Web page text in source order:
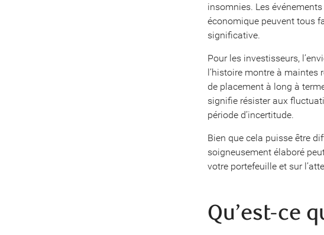
insomnies. Les
économique peuvent tous
significative.
Pour les investisseurs,
l’histoire montre à maintes
de placement à long à
signifie résister aux
période d’incertitude.
Bien que cela puisse être
soigneusement élaboré
votre portefeuille et sur
Qu’est-ce